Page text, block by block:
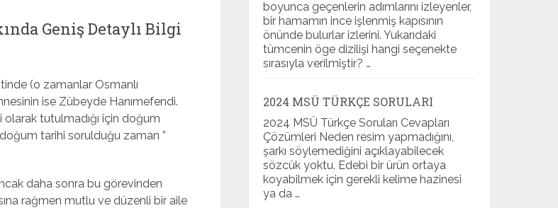
Geniş Detaylı Bilgi
(o zamanlar Osmanlı
ise Zübeyde Hanımefendi.
olarak tutulmadığı için doğum
tarihi sorulduğu zaman ”
daha sonra bu görevinden
rağmen mutlu ve düzenli bir aile
boyunca geçenlerin adımlarını izleyenler,
bir hamamın ince işlenmiş kapısının
önünde bulurlar izlerini. Yukarıdaki
tümcenin öge dizilişi hangi seçenekte
sırasıyla verilmiştir? …
2024 MSÜ TÜRKÇE SORULARI
2024 MSÜ Türkçe Soruları Cevapları
Çözümleri Neden resim yapmadığını,
şarkı söylemediğini açıklayabilecek
sözcük yoktu. Edebi bir ürün ortaya
koyabilmek için gerekli kelime hazinesi
ya da …